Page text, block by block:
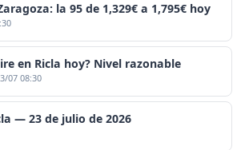
la 95 de 1,329€ a 1,795€ hoy
en Ricla hoy? Nivel razonable
07 08:30
— 23 de julio de 2026